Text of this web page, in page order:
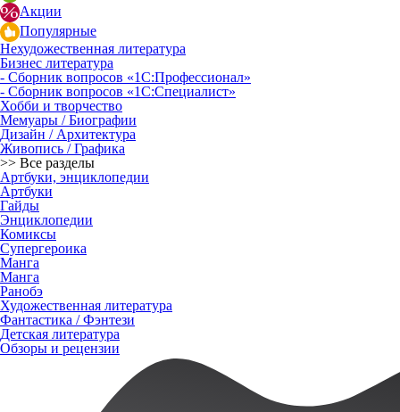
Акции
Популярные
Нехудожественная литература
Бизнес литература
- Сборник вопросов «1С:Профессионал»
- Сборник вопросов «1С:Специалист»
Хобби и творчество
Мемуары / Биографии
Дизайн / Архитектура
Живопись / Графика
>> Все разделы
Артбуки, энциклопедии
Артбуки
Гайды
Энциклопедии
Комиксы
Супергероика
Манга
Манга
Ранобэ
Художественная литература
Фантастика / Фэнтези
Детская литература
Обзоры и рецензии